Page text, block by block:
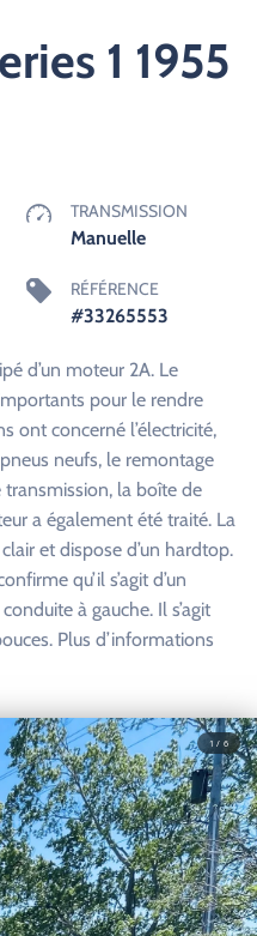
1 1955
TRANSMISSION
Manuelle
RÉFÉRENCE
#33265553
d’un moteur 2A. Le
pour le rendre
ont concerné l’électricité,
neufs, le remontage
transmission, la boîte de
a également été traité. La
et dispose d’un hardtop.
qu’il s’agit d’un
à gauche. Il s’agit
Plus d’informations
1 / 6